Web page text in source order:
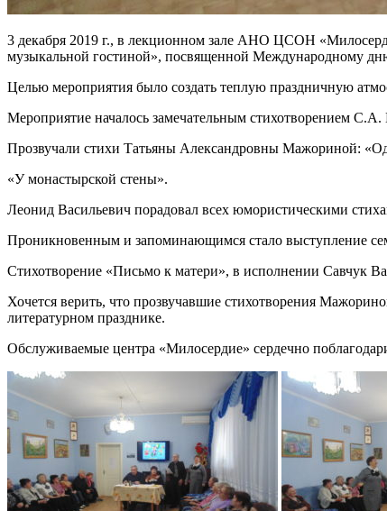
3 декабря 2019 г., в лекционном зале АНО ЦСОН
музыкальной гостиной», посвященной Международному
Целью мероприятия было создать теплую праздничную
Мероприятие началось замечательным стихотворением
Прозвучали стихи Татьяны Александровны Мажориной:
«У монастырской стены».
Леонид Васильевич порадовал всех юмористическими
Проникновенным и запоминающимся стало выступление
Стихотворение «Письмо к матери», в исполнении Савчук
Хочется верить, что прозвучавшие стихотворения
литературном празднике.
Обслуживаемые центра «Милосердие» сердечно